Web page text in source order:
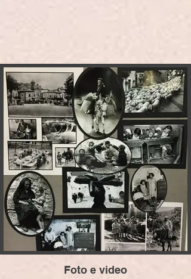
Foto e video